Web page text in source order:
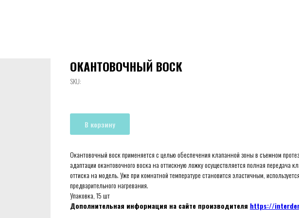
ОКАНТОВОЧНЫЙ ВОСК
SKU:
В корзину
Окантовочный воск применяется с целью обеспечения клапанной зоны в съемном
адаптации окантовочного воска на оттискную ложку осуществляется полная передача
оттиска на модель. Уже при комнатной температуре становится эластичным,
предварительного нагревания.
Упаковка, 15 шт
Дополнительная информация на сайте производителя https://